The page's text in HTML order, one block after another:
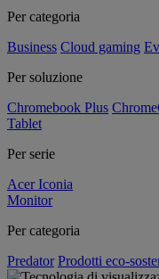
Per categoria
Business Cloud gaming
Per soluzione
Chromebook Plus
Tablet
Per serie
Acer Iconia
Monitor
Per categoria
Predator Prodotti eco-